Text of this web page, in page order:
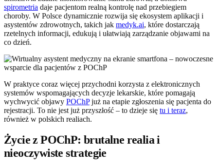
spirometria daje pacjentom realną kontrolę nad przebiegiem
choroby. W Polsce dynamicznie rozwija się ekosystem aplikacji i
asystentów zdrowotnych, takich jak medyk.ai, które dostarczają
rzetelnych informacji, edukują i ułatwiają zarządzanie objawami na
co dzień.
W praktyce coraz więcej przychodni korzysta z elektronicznych
systemów wspomagających decyzje lekarskie, które pomagają
wychwycić objawy POChPjuż na etapie zgłoszenia się pacjenta do
rejestracji. To nie jest już przyszłość – to dzieje się tu i teraz,
również w polskich realiach.
Życie z POChP: brutalne realia i
nieoczywiste strategie